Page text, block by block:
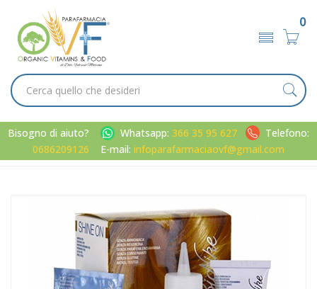
0
Bisogno di aiuto? Whatsapp: 366 35 95 627
Telefono:
0686209126
E-mail: infoparafarmaciaovf@gmail.com
Biondo Ramato